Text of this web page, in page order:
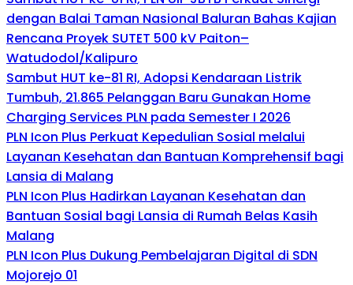
dengan Balai Taman Nasional Baluran Bahas Kajian
Rencana Proyek SUTET 500 kV Paiton–
Watudodol/Kalipuro
Sambut HUT ke-81 RI, Adopsi Kendaraan Listrik
Tumbuh, 21.865 Pelanggan Baru Gunakan Home
Charging Services PLN pada Semester I 2026
PLN Icon Plus Perkuat Kepedulian Sosial melalui
Layanan Kesehatan dan Bantuan Komprehensif bagi
Lansia di Malang
PLN Icon Plus Hadirkan Layanan Kesehatan dan
Bantuan Sosial bagi Lansia di Rumah Belas Kasih
Malang
PLN Icon Plus Dukung Pembelajaran Digital di SDN
Mojorejo 01